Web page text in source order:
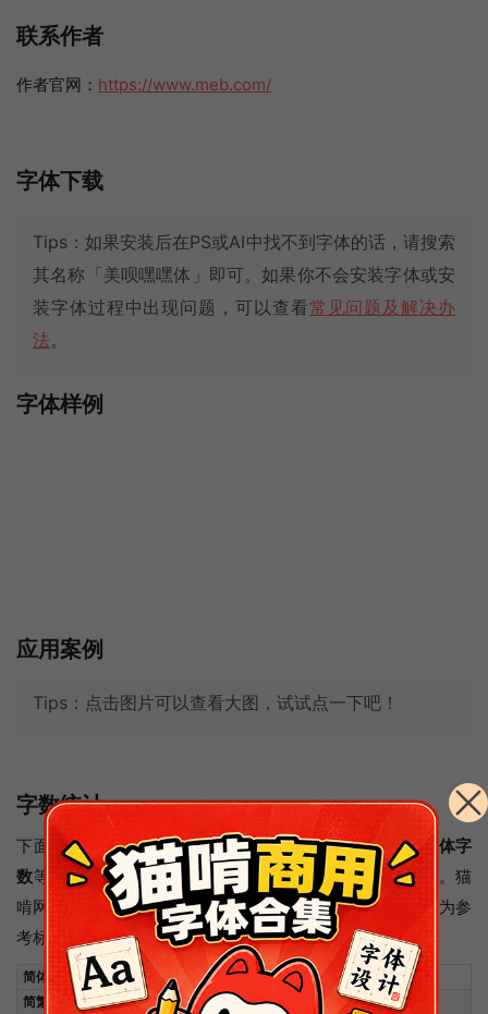
联系作者
作者官网： https://www.meb.com/
字体下载
Tips：如果安装后在PS或AI中找不到字体的话，请搜索
其名称「美呗嘿嘿体」即可。如果你不会安装字体或安
装字体过程中出现问题，可以查看常见问题及解决办
法。
字体样例
应用案例
Tips：点击图片可以查看大图，试试点一下吧！
字数统计
下面这个图统计了这款字体里面包含多少个简体字数和繁体字
数等信息，方便大家直观地了解这款字体的简繁字体数量。猫
啃网对字数的评星主要以“GB/T 2312”与“五大码 (Big5)"作为参
考标准，这两个标准字数字做满或接近满分即为五星。
简体中文编码
简繁中文编码
统一码区段